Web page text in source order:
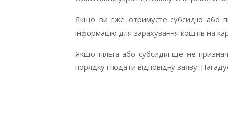
Якщо ви вже отримуєте субсидію або
інформацію для зарахування коштів на
Якщо пільга або субсидія ще не
порядку і подати відповідну заяву.